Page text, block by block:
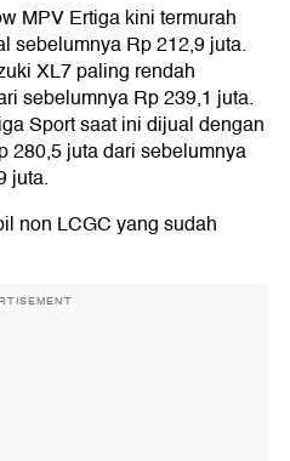
MPV Ertiga kini termurah
sebelumnya Rp 212,9 juta.
XL7 paling rendah
sebelumnya Rp 239,1 juta.
Sport saat ini dijual dengan
280,5 juta dari sebelumnya
juta.
non LCGC yang sudah